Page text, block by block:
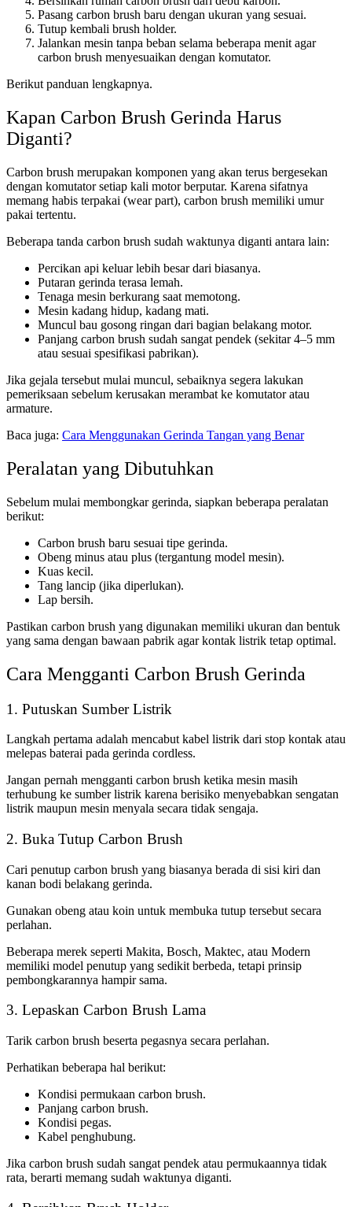
Pasang carbon brush baru dengan ukuran yang sesuai.
Tutup kembali brush holder.
Jalankan mesin tanpa beban selama beberapa menit agar
carbon brush menyesuaikan dengan komutator.
Berikut panduan lengkapnya.
Kapan Carbon Brush Gerinda Harus
Diganti?
Carbon brush merupakan komponen yang akan terus bergesekan
dengan komutator setiap kali motor berputar. Karena sifatnya
memang habis terpakai (wear part), carbon brush memiliki umur
pakai tertentu.
Beberapa tanda carbon brush sudah waktunya diganti antara lain:
Percikan api keluar lebih besar dari biasanya.
Putaran gerinda terasa lemah.
Tenaga mesin berkurang saat memotong.
Mesin kadang hidup, kadang mati.
Muncul bau gosong ringan dari bagian belakang motor.
Panjang carbon brush sudah sangat pendek (sekitar 4–5 mm
atau sesuai spesifikasi pabrikan).
Jika gejala tersebut mulai muncul, sebaiknya segera lakukan
pemeriksaan sebelum kerusakan merambat ke komutator atau
armature.
Baca juga: Cara Menggunakan Gerinda Tangan yang Benar
Peralatan yang Dibutuhkan
Sebelum mulai membongkar gerinda, siapkan beberapa peralatan
berikut:
Carbon brush baru sesuai tipe gerinda.
Obeng minus atau plus (tergantung model mesin).
Kuas kecil.
Tang lancip (jika diperlukan).
Lap bersih.
Pastikan carbon brush yang digunakan memiliki ukuran dan bentuk
yang sama dengan bawaan pabrik agar kontak listrik tetap optimal.
Cara Mengganti Carbon Brush Gerinda
1. Putuskan Sumber Listrik
Langkah pertama adalah mencabut kabel listrik dari stop kontak atau
melepas baterai pada gerinda cordless.
Jangan pernah mengganti carbon brush ketika mesin masih
terhubung ke sumber listrik karena berisiko menyebabkan sengatan
listrik maupun mesin menyala secara tidak sengaja.
2. Buka Tutup Carbon Brush
Cari penutup carbon brush yang biasanya berada di sisi kiri dan
kanan bodi belakang gerinda.
Gunakan obeng atau koin untuk membuka tutup tersebut secara
perlahan.
Beberapa merek seperti Makita, Bosch, Maktec, atau Modern
memiliki model penutup yang sedikit berbeda, tetapi prinsip
pembongkarannya hampir sama.
3. Lepaskan Carbon Brush Lama
Tarik carbon brush beserta pegasnya secara perlahan.
Perhatikan beberapa hal berikut:
Kondisi permukaan carbon brush.
Panjang carbon brush.
Kondisi pegas.
Kabel penghubung.
Jika carbon brush sudah sangat pendek atau permukaannya tidak
rata, berarti memang sudah waktunya diganti.